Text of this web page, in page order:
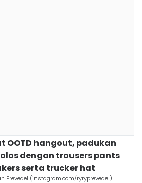
OOTD hangout, padukan
dengan trousers pants
serta trucker hat
Prevedel (instagram.com/ryryprevedel)